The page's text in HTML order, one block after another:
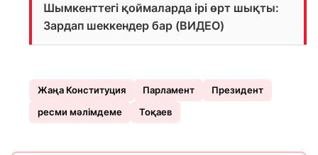
Шымкенттегі қоймаларда ірі өрт шықты:
Зардап шеккендер бар (ВИДЕО)
Жаңа Конституция Парламент
Президент
ресми мәлімдеме
Тоқаев